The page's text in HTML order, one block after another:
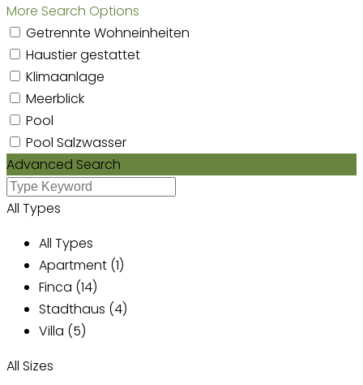
More Search Options
Getrennte Wohneinheiten
Haustier gestattet
Klimaanlage
Meerblick
Pool
Pool Salzwasser
Advanced Search
All Types
All Types
Apartment (1)
Finca (14)
Stadthaus (4)
Villa (5)
All Sizes